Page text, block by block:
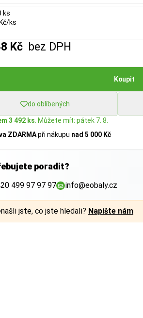
ks
ks
Kč bez DPH
Koupit
do oblíbených
3 492 ks . Můžete mít: pátek 7. 8.
ZDARMApři nákupu nad 5 000 Kč
poradit?
499 97 97 97 info@eobaly.cz
jste, co jste hledali? Napište nám